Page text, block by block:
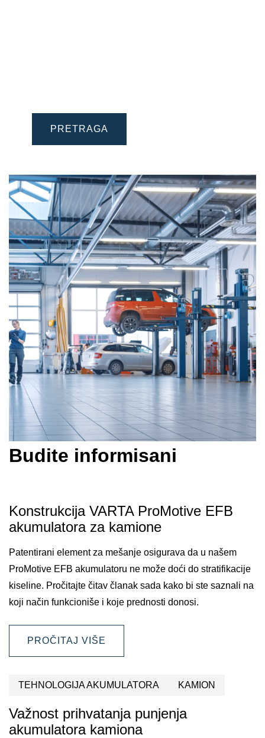
PRETRAGA
Budite informisani
Konstrukcija VARTA ProMotive EFB
akumulatora za kamione
Patentirani element za mešanje osigurava da u našem
ProMotive EFB akumulatoru ne može doći do stratifikacije
kiseline. Pročitajte čitav članak sada kako bi ste saznali na
koji način funkcioniše i koje prednosti donosi.
PROČITAJ VIŠE
TEHNOLOGIJA AKUMULATORA KAMION
Važnost prihvatanja punjenja
akumulatora kamiona